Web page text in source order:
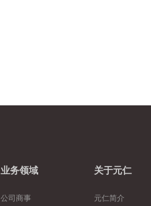
业务领域
公司商事
关于元仁
元仁简介